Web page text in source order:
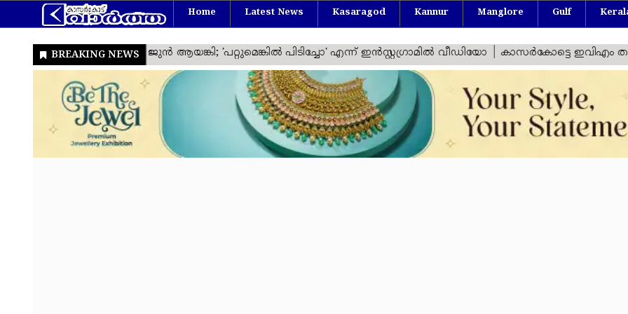
Home Latest News Kasaragod Kannur Manglore Gulf